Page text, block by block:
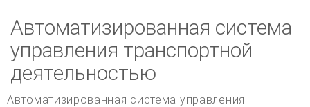
Автоматизированная система
управления транспортной
деятельностью
Автоматизированная система управления